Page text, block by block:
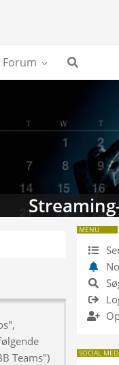
Forum
Teams")
MENU
SOCIAL